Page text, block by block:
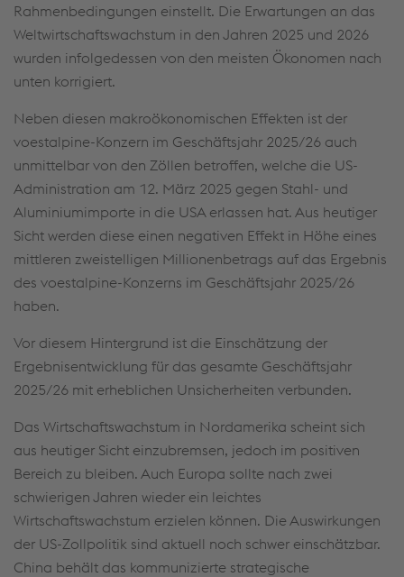
Rahmenbedingungen einstellt. Die Erwartungen an das
Weltwirtschaftswachstum in den Jahren 2025 und 2026
wurden infolgedessen von den meisten Ökonomen nach
unten korrigiert.
Neben diesen makroökonomischen Effekten ist der
voestalpine-Konzern im Geschäftsjahr 2025/26 auch
unmittelbar von den Zöllen betroffen, welche die US-
Administration am 12. März 2025 gegen Stahl- und
Aluminiumimporte in die USA erlassen hat. Aus heutiger
Sicht werden diese einen negativen Effekt in Höhe eines
mittleren zweistelligen Millionenbetrags auf das Ergebnis
des voestalpine-Konzerns im Geschäftsjahr 2025/26
haben.
Vor diesem Hintergrund ist die Einschätzung der
Ergebnisentwicklung für das gesamte Geschäftsjahr
2025/26 mit erheblichen Unsicherheiten verbunden.
Das Wirtschaftswachstum in Nordamerika scheint sich
aus heutiger Sicht einzubremsen, jedoch im positiven
Bereich zu bleiben. Auch Europa sollte nach zwei
schwierigen Jahren wieder ein leichtes
Wirtschaftswachstum erzielen können. Die Auswirkungen
der US-Zollpolitik sind aktuell noch schwer einschätzbar.
China behält das kommunizierte strategische